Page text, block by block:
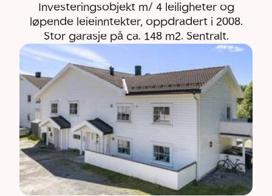
Investeringsobjekt m/ 4 leiligheter og
løpende leieinntekter, oppdradert i 2008.
Stor garasje på ca. 148 m2. Sentralt.